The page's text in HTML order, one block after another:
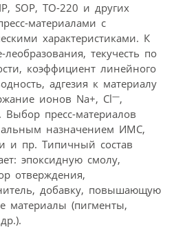
SOP, TO-220 и других
материалами с
характеристиками. К
текучесть по
коэффициент линейного
адгезия к материалу
ионов Na+, Cl—,
пресс-материалов
назначением ИМС,
и пр. Типичный состав
эпоксидную смолу,
отверждения,
добавку, повышающую
материалы (пигменты,